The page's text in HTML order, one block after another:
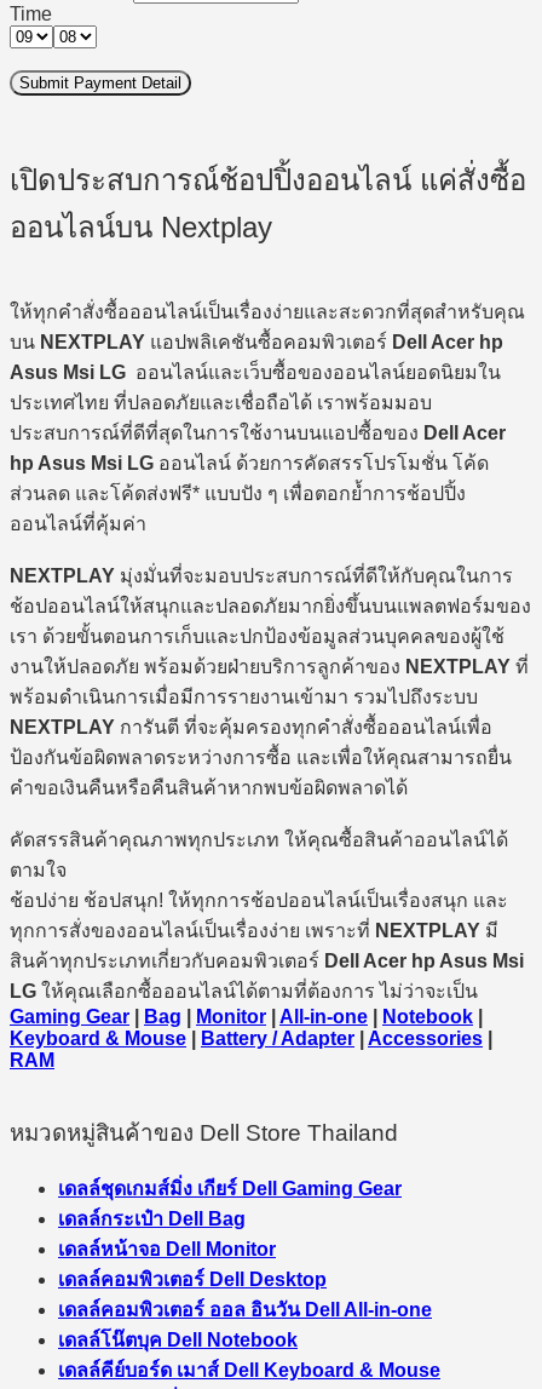
Time
Submit Payment Detail
เปิดประสบการณ์ช้อปปิ้งออนไลน์ แค่สั่งซื้อ
ออนไลน์บน Nextplay
ให้ทุกคำสั่งซื้อออนไลน์เป็นเรื่องง่ายและสะดวกที่สุดสำหรับคุณ
บน NEXTPLAY แอปพลิเคชันซื้อคอมพิวเตอร์ Dell Acer hp
Asus Msi LG ออนไลน์และเว็บซื้อของออนไลน์ยอดนิยมใน
ประเทศไทย ที่ปลอดภัยและเชื่อถือได้ เราพร้อมมอบ
ประสบการณ์ที่ดีที่สุดในการใช้งานบนแอปซื้อของ Dell Acer
hp Asus Msi LG ออนไลน์ ด้วยการคัดสรรโปรโมชั่น โค้ด
ส่วนลด และโค้ดส่งฟรี* แบบปัง ๆ เพื่อตอกย้ำการช้อปปิ้ง
ออนไลน์ที่คุ้มค่า
NEXTPLAY มุ่งมั่นที่จะมอบประสบการณ์ที่ดีให้กับคุณในการ
ช้อปออนไลน์ให้สนุกและปลอดภัยมากยิ่งขึ้นบนแพลตฟอร์มของ
เรา ด้วยขั้นตอนการเก็บและปกป้องข้อมูลส่วนบุคคลของผู้ใช้
งานให้ปลอดภัย พร้อมด้วยฝ่ายบริการลูกค้าของ NEXTPLAY ที่
พร้อมดำเนินการเมื่อมีการรายงานเข้ามา รวมไปถึงระบบ
NEXTPLAY การันตี ที่จะคุ้มครองทุกคำสั่งซื้อออนไลน์เพื่อ
ป้องกันข้อผิดพลาดระหว่างการซื้อ และเพื่อให้คุณสามารถยื่น
คำขอเงินคืนหรือคืนสินค้าหากพบข้อผิดพลาดได้
คัดสรรสินค้าคุณภาพทุกประเภท ให้คุณซื้อสินค้าออนไลน์ได้
ตามใจ
ช้อปง่าย ช้อปสนุก! ให้ทุกการช้อปออนไลน์เป็นเรื่องสนุก และ
ทุกการสั่งของออนไลน์เป็นเรื่องง่าย เพราะที่ NEXTPLAY มี
สินค้าทุกประเภทเกี่ยวกับคอมพิวเตอร์ Dell Acer hp Asus Msi
LG ให้คุณเลือกซื้อออนไลน์ได้ตามที่ต้องการ ไม่ว่าจะเป็น
Gaming Gear
Bag Monitor All-in-one Notebook
Keyboard & Mouse
Battery / Adapter Accessories
RAM
หมวดหมู่สินค้าของ Dell Store Thailand
เดลล์ชุดเกมส์มิ่ง เกียร์ Dell Gaming Gear
เดลล์กระเป๋า Dell Bag
เดลล์หน้าจอ Dell Monitor
เดลล์คอมพิวเตอร์ Dell Desktop
เดลล์คอมพิวเตอร์ ออล อินวัน Dell All-in-one
เดลล์โน๊ตบุค Dell Notebook
เดลล์คีย์บอร์ด เมาส์ Dell Keyboard & Mouse